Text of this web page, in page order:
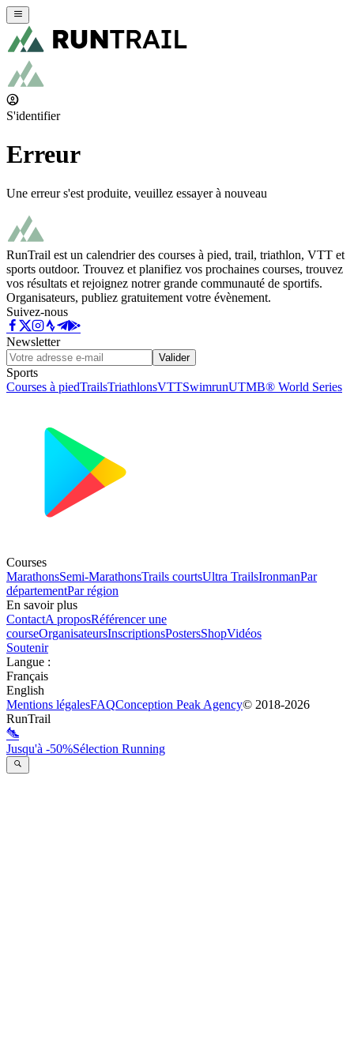
S'identifier
Erreur
Une erreur s'est produite, veuillez essayer à nouveau
RunTrail est un calendrier des courses à pied, trail, triathlon, VTT et
sports outdoor. Trouvez et planifiez vos prochaines courses, trouvez
vos résultats et rejoignez notrer grande communauté de sportifs.
Organisateurs, publiez gratuitement votre évènement.
Suivez-nous
Newsletter
Valider
Sports
Courses à piedTrailsTriathlonsVTTSwimrunUTMB® World Series
Courses
MarathonsSemi-MarathonsTrails courtsUltra TrailsIronmanPar
départementPar région
En savoir plus
ContactA proposRéférencer une
courseOrganisateursInscriptionsPostersShopVidéos
Soutenir
Langue :
Français
English
Mentions légalesFAQConception Peak Agency© 2018-2026
RunTrail
Jusqu'à -50%Sélection Running